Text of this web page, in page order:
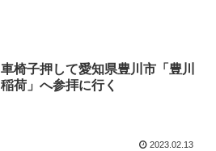
車椅子押して愛知県豊川市「豊川
稲荷」へ参拝に行く
2023.02.13